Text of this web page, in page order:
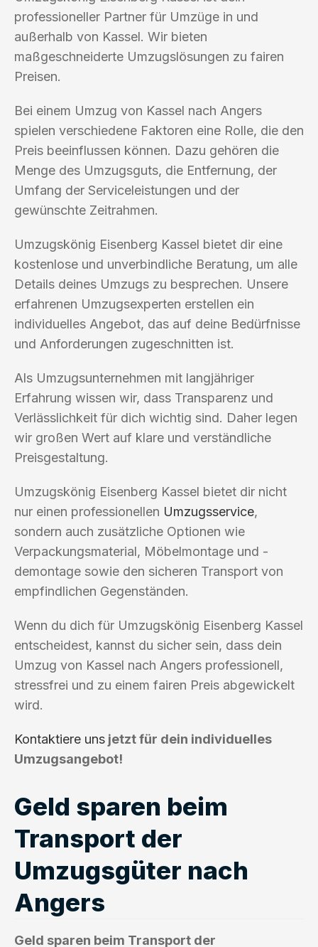
professioneller Partner für Umzüge in und
außerhalb von Kassel. Wir bieten
maßgeschneiderte Umzugslösungen zu fairen
Preisen.
Bei einem Umzug von Kassel nach Angers
spielen verschiedene Faktoren eine Rolle, die den
Preis beeinflussen können. Dazu gehören die
Menge des Umzugsguts, die Entfernung, der
Umfang der Serviceleistungen und der
gewünschte Zeitrahmen.
Umzugskönig Eisenberg Kassel bietet dir eine
kostenlose und unverbindliche Beratung, um alle
Details deines Umzugs zu besprechen. Unsere
erfahrenen Umzugsexperten erstellen ein
individuelles Angebot, das auf deine Bedürfnisse
und Anforderungen zugeschnitten ist.
Als Umzugsunternehmen mit langjähriger
Erfahrung wissen wir, dass Transparenz und
Verlässlichkeit für dich wichtig sind. Daher legen
wir großen Wert auf klare und verständliche
Preisgestaltung.
Umzugskönig Eisenberg Kassel bietet dir nicht
nur einen professionellen Umzugsservice,
sondern auch zusätzliche Optionen wie
Verpackungsmaterial, Möbelmontage und -
demontage sowie den sicheren Transport von
empfindlichen Gegenständen.
Wenn du dich für Umzugskönig Eisenberg Kassel
entscheidest, kannst du sicher sein, dass dein
Umzug von Kassel nach Angers professionell,
stressfrei und zu einem fairen Preis abgewickelt
wird.
Kontaktiere uns jetzt für dein individuelles
Umzugsangebot!
Geld sparen beim
Transport der
Umzugsgüter nach
Angers
Geld sparen beim Transport der